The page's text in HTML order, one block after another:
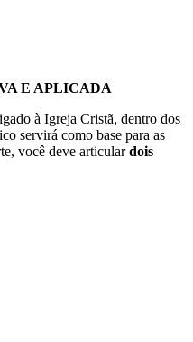
E APLICADA
à Igreja Cristã, dentro dos
servirá como base para as
você deve articulardois